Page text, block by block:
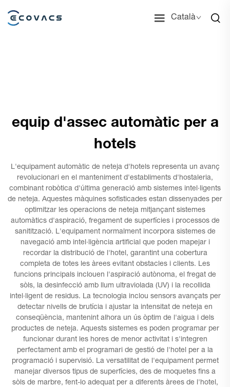
Català
equip d'assec automàtic per a
hotels
L'equipament automàtic de neteja d'hotels representa un avanç
revolucionari en el manteniment d'establiments d'hostaleria,
combinant robòtica d'última generació amb sistemes intel·ligents
de neteja. Aquestes màquines sofisticades estan dissenyades per
optimitzar les operacions de neteja mitjançant sistemes
automàtics d'aspiració, fregament de superfícies i processos de
sanitització. L'equipament normalment incorpora sistemes de
navegació amb intel·ligència artificial que poden mapejar i
recordar la distribució de l'hotel, garantint una cobertura
completa de totes les àrees evitant obstacles i clients. Les
funcions principals inclouen l'aspiració autònoma, el fregat de
sòls, la desinfecció amb llum ultraviolada (UV) i la recollida
intel·ligent de residus. La tecnologia inclou sensors avançats per
detectar nivells de brutícia i ajustar la intensitat de neteja en
conseqüència, mantenint alhora un ús òptim de l'aigua i dels
productes de neteja. Aquests sistemes es poden programar per
funcionar durant les hores de menor activitat i s'integren
perfectament amb el programari de gestió de l'hotel per a la
programació i supervisió. La versatilitat de l'equipament permet
manejar diversos tipus de superfícies, des de moquetes fins a
sòls de marbre, fent-lo adequat per a diferents àrees de l'hotel,